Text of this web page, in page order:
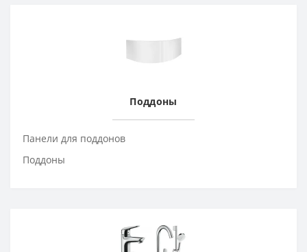
Поддоны
Панели для поддонов
Поддоны